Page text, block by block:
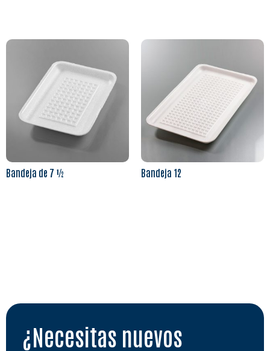
Bandeja de 7 ½ Bandeja 12
¿Necesitas nuevos